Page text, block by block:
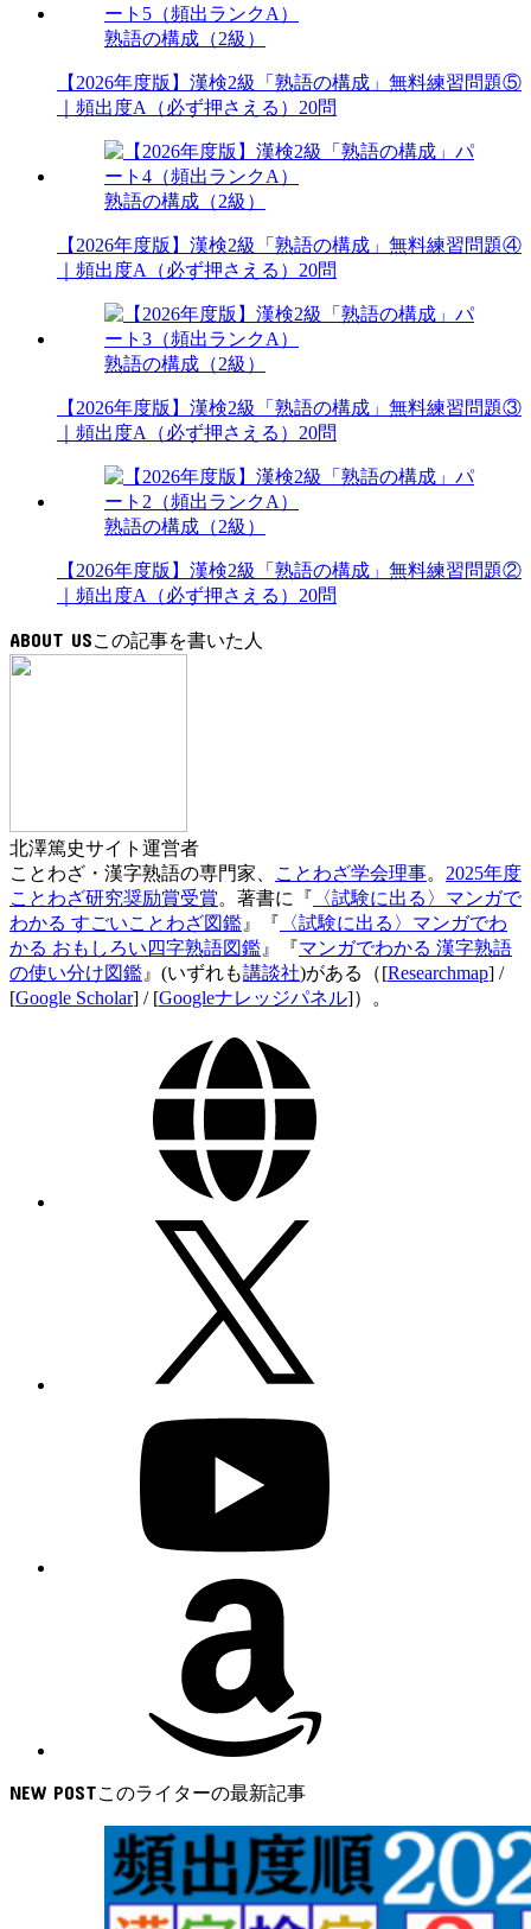
熟語の構成（2級）
【2026年度版】漢検2級「熟語の構成」無料練習問題⑤
｜頻出度A（必ず押さえる）20問
熟語の構成（2級）
【2026年度版】漢検2級「熟語の構成」無料練習問題④
｜頻出度A（必ず押さえる）20問
熟語の構成（2級）
【2026年度版】漢検2級「熟語の構成」無料練習問題③
｜頻出度A（必ず押さえる）20問
熟語の構成（2級）
【2026年度版】漢検2級「熟語の構成」無料練習問題②
｜頻出度A（必ず押さえる）20問
ABOUT US
北澤篤史サイト運営者
ことわざ・漢字熟語の専門家、
ことわざ学会理事。 2025年度
ことわざ研究奨励賞受賞。著書に『 〈試験に出る〉マンガで
わかる すごいことわざ図鑑 』『 〈試験に出る〉マンガでわ
かる おもしろい四字熟語図鑑 』『マンガでわかる 漢字熟語
の使い分け図鑑 』(いずれも講談社)がある（[Researchmap] /
[Google Scholar] / [Googleナレッジパネル]）。
NEW POST